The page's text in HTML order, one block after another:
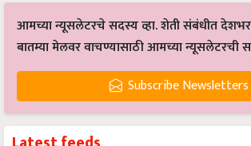
आमच्या न्यूसलेटरचे सदस्य व्हा. शेती संबंधीत
बातम्या मेलवर वाचण्यासाठी आमच्या न्यूसलेटरची
Subscribe Newsletters